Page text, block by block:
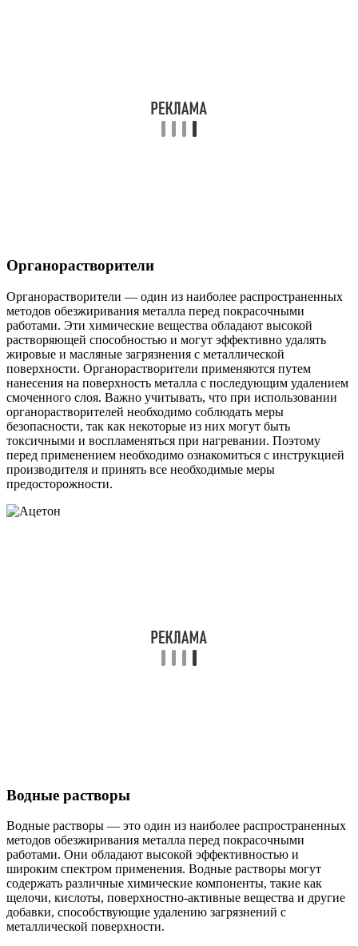
Органорастворители
Органорастворители — один из наиболее распространенных
методов обезжиривания металла перед покрасочными
работами. Эти химические вещества обладают высокой
растворяющей способностью и могут эффективно удалять
жировые и масляные загрязнения с металлической
поверхности. Органорастворители применяются путем
нанесения на поверхность металла с последующим удалением
смоченного слоя. Важно учитывать, что при использовании
органорастворителей необходимо соблюдать меры
безопасности, так как некоторые из них могут быть
токсичными и воспламеняться при нагревании. Поэтому
перед применением необходимо ознакомиться с инструкцией
производителя и принять все необходимые меры
предосторожности.
Водные растворы
Водные растворы — это один из наиболее распространенных
методов обезжиривания металла перед покрасочными
работами. Они обладают высокой эффективностью и
широким спектром применения. Водные растворы могут
содержать различные химические компоненты, такие как
щелочи, кислоты, поверхностно-активные вещества и другие
добавки, способствующие удалению загрязнений с
металлической поверхности.